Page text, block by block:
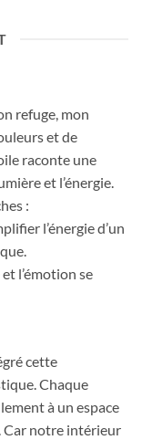
refuge, mon
et de
raconte une
et l’énergie.
:
l’énergie d’un
l’émotion se
cette
Chaque
à un espace
Car notre intérieur